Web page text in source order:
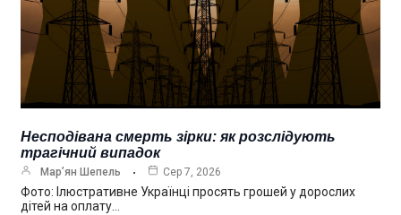
Несподівана смерть зірки: як розслідують
трагічний випадок
Мар’ян Шепель Сер 7, 2026
Фото: Ілюстративне Українці просять грошей у дорослих
дітей на оплату…